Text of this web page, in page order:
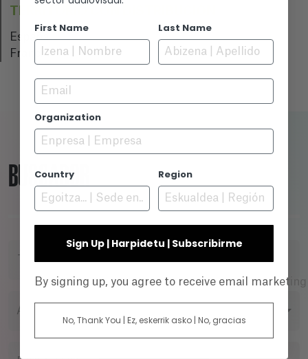
TERRITORIO CON DISTRIBUCIÓN
España
Francia
BUSCADOR
TÍTULO
AÑO
First Name Last Name
Email
Organization
Country Region
Sign Up | Harpidetu | Subscribirme
By signing up, you agree to receive email
No, Thank You | Ez, eskerrik asko | No, gracias